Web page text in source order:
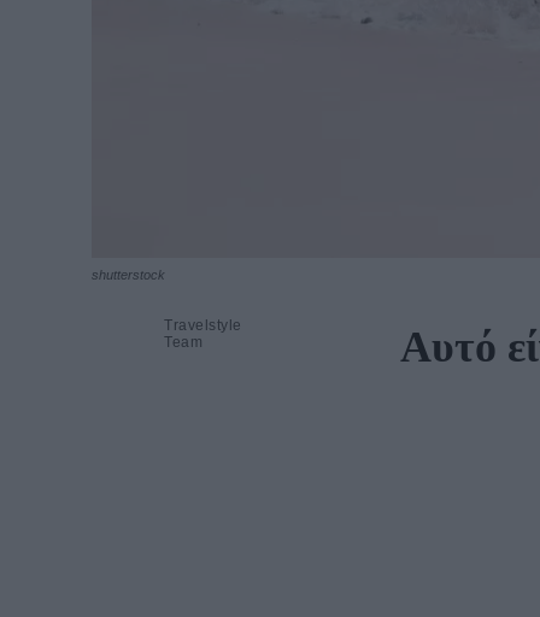
shutterstock
Travelstyle
Team
Αυτό